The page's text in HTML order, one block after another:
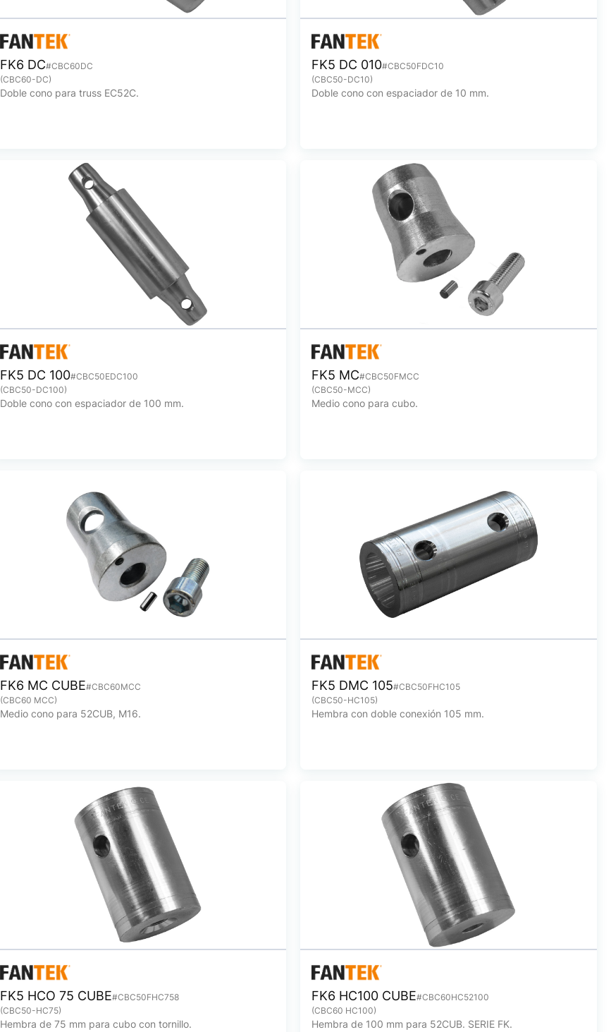
FK6 DC#CBC60DC
(CBC60-DC)
Doble cono para truss EC52C.
FK5 DC 010#CBC50FDC10
(CBC50-DC10)
Doble cono con espaciador de 10 mm.
FK5 DC 100#CBC50EDC100
(CBC50-DC100)
Doble cono con espaciador de 100 mm.
FK5 MC#CBC50FMCC
(CBC50-MCC)
Medio cono para cubo.
FK6 MC CUBE#CBC60MCC
(CBC60 MCC)
Medio cono para 52CUB, M16.
FK5 DMC 105#CBC50FHC105
(CBC50-HC105)
Hembra con doble conexión 105 mm.
FK5 HCO 75 CUBE#CBC50FHC758
(CBC50-HC75)
Hembra de 75 mm para cubo con tornillo.
FK6 HC100 CUBE#CBC60HC52100
(CBC60 HC100)
Hembra de 100 mm para 52CUB. SERIE FK.